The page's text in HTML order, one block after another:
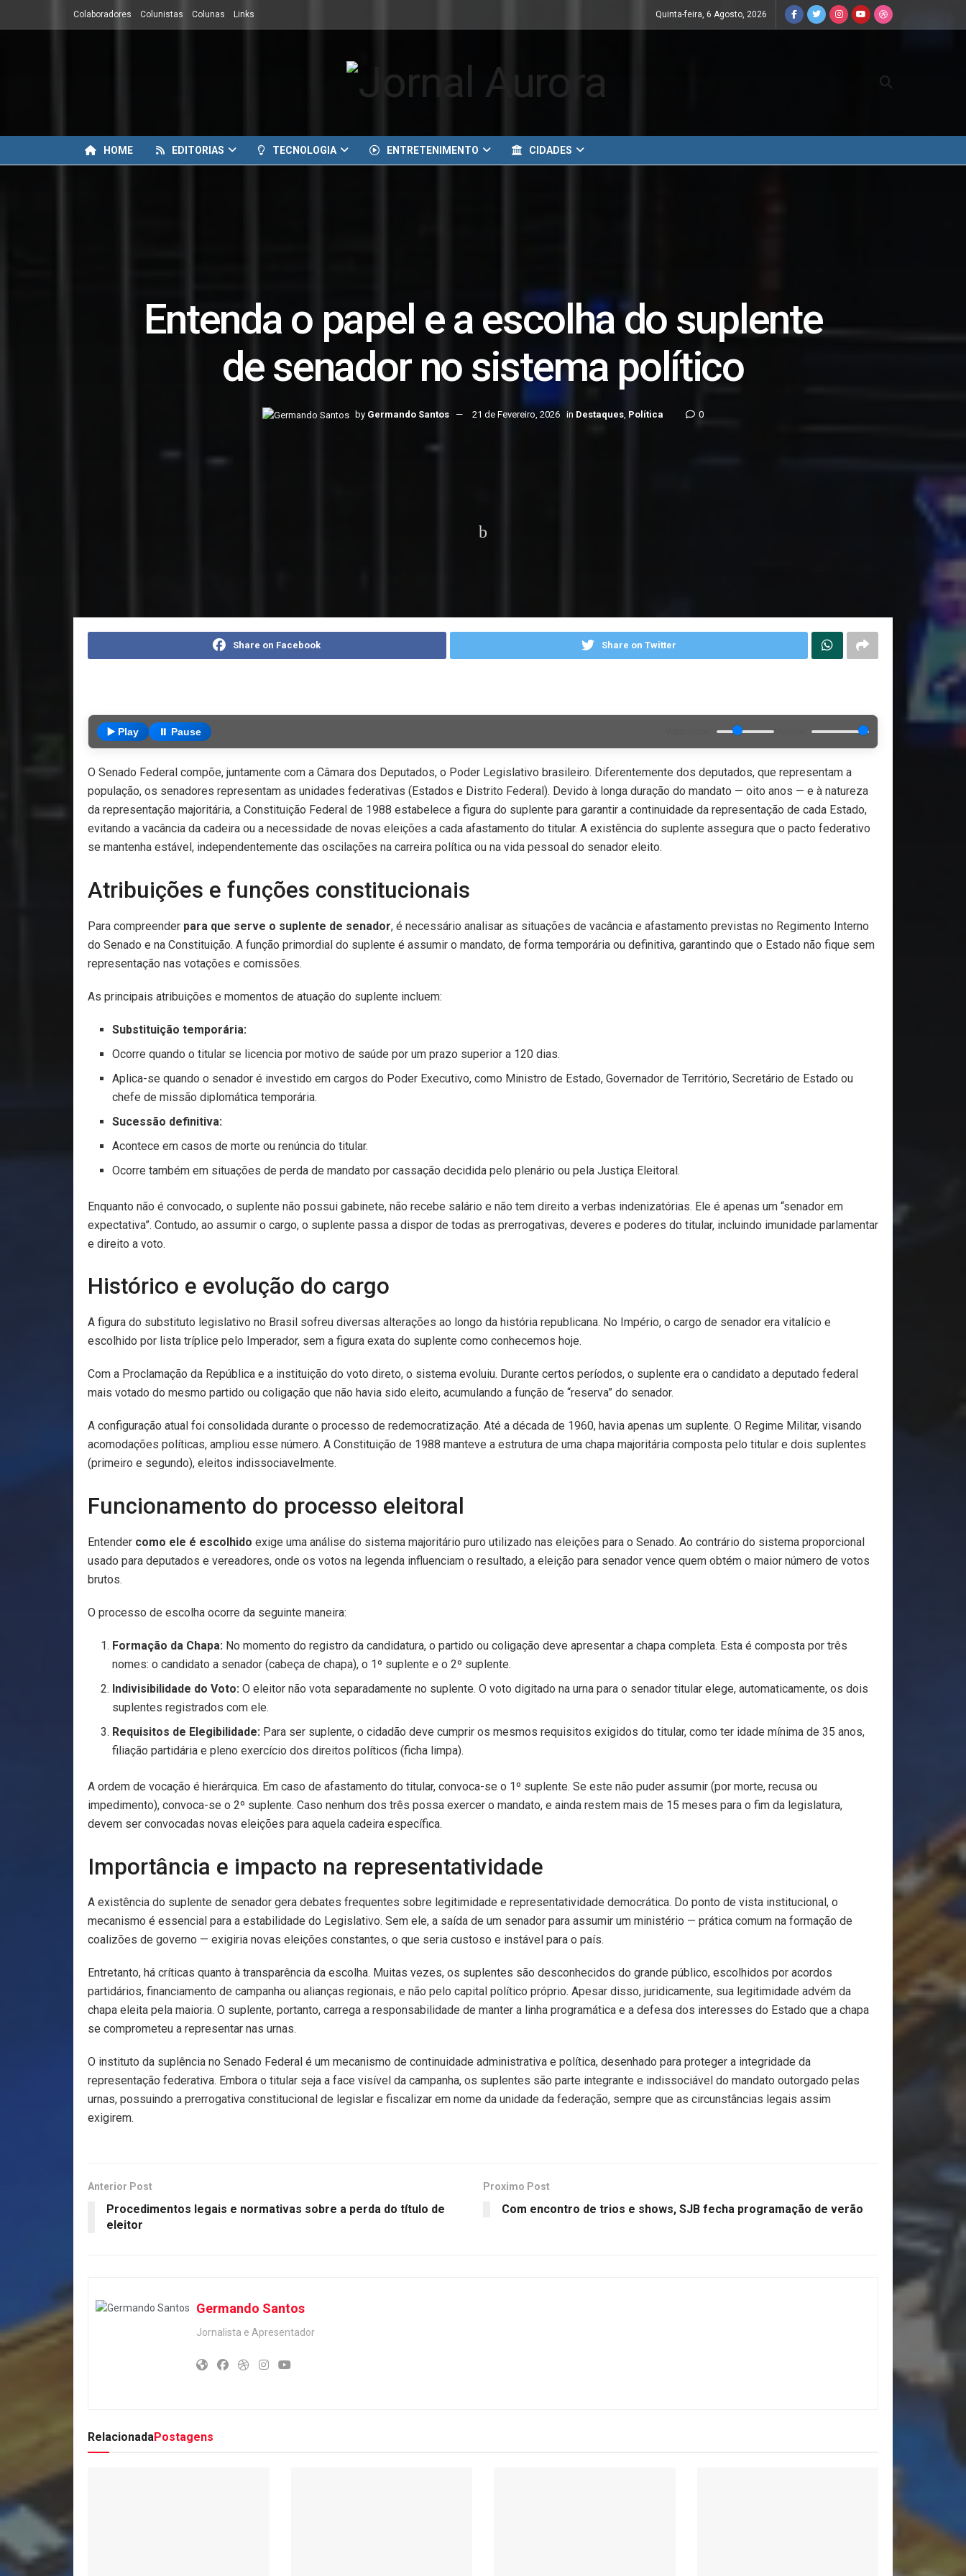
Colaboradores Colunistas Colunas Links Quinta-feira, 6 Agosto, 2026
HOME EDITORIAS TECNOLOGIA ENTRETENIMENTO CIDADES
Entenda o papel e a escolha do suplente
de senador no sistema político
by Germando Santos 21 de Fevereiro, 2026 in Destaques, Política 0
Share on Facebook Share on Twitter
▶️ Play ⏸️ Pause
O Senado Federal compõe, juntamente com a Câmara dos Deputados, o Poder Legislativo brasileiro. Diferentemente dos deputados, que representam a
população, os senadores representam as unidades federativas (Estados e Distrito Federal). Devido à longa duração do mandato — oito anos — e à natureza
da representação majoritária, a Constituição Federal de 1988 estabelece a figura do suplente para garantir a continuidade da representação de cada Estado,
evitando a vacância da cadeira ou a necessidade de novas eleições a cada afastamento do titular. A existência do suplente assegura que o pacto federativo
se mantenha estável, independentemente das oscilações na carreira política ou na vida pessoal do senador eleito.
Atribuições e funções constitucionais
Para compreender para que serve o suplente de senador, é necessário analisar as situações de vacância e afastamento previstas no Regimento Interno
do Senado e na Constituição. A função primordial do suplente é assumir o mandato, de forma temporária ou definitiva, garantindo que o Estado não fique sem
representação nas votações e comissões.
As principais atribuições e momentos de atuação do suplente incluem:
Substituição temporária:
Ocorre quando o titular se licencia por motivo de saúde por um prazo superior a 120 dias.
Aplica-se quando o senador é investido em cargos do Poder Executivo, como Ministro de Estado, Governador de Território, Secretário de Estado ou
chefe de missão diplomática temporária.
Sucessão definitiva:
Acontece em casos de morte ou renúncia do titular.
Ocorre também em situações de perda de mandato por cassação decidida pelo plenário ou pela Justiça Eleitoral.
Enquanto não é convocado, o suplente não possui gabinete, não recebe salário e não tem direito a verbas indenizatórias. Ele é apenas um “senador em
expectativa”. Contudo, ao assumir o cargo, o suplente passa a dispor de todas as prerrogativas, deveres e poderes do titular, incluindo imunidade parlamentar
e direito a voto.
Histórico e evolução do cargo
A figura do substituto legislativo no Brasil sofreu diversas alterações ao longo da história republicana. No Império, o cargo de senador era vitalício e
escolhido por lista tríplice pelo Imperador, sem a figura exata do suplente como conhecemos hoje.
Com a Proclamação da República e a instituição do voto direto, o sistema evoluiu. Durante certos períodos, o suplente era o candidato a deputado federal
mais votado do mesmo partido ou coligação que não havia sido eleito, acumulando a função de “reserva” do senador.
A configuração atual foi consolidada durante o processo de redemocratização. Até a década de 1960, havia apenas um suplente. O Regime Militar, visando
acomodações políticas, ampliou esse número. A Constituição de 1988 manteve a estrutura de uma chapa majoritária composta pelo titular e dois suplentes
(primeiro e segundo), eleitos indissociavelmente.
Funcionamento do processo eleitoral
Entender como ele é escolhido exige uma análise do sistema majoritário puro utilizado nas eleições para o Senado. Ao contrário do sistema proporcional
usado para deputados e vereadores, onde os votos na legenda influenciam o resultado, a eleição para senador vence quem obtém o maior número de votos
brutos.
O processo de escolha ocorre da seguinte maneira:
Formação da Chapa: No momento do registro da candidatura, o partido ou coligação deve apresentar a chapa completa. Esta é composta por três
nomes: o candidato a senador (cabeça de chapa), o 1º suplente e o 2º suplente.
Indivisibilidade do Voto: O eleitor não vota separadamente no suplente. O voto digitado na urna para o senador titular elege, automaticamente, os dois
suplentes registrados com ele.
Requisitos de Elegibilidade: Para ser suplente, o cidadão deve cumprir os mesmos requisitos exigidos do titular, como ter idade mínima de 35 anos,
filiação partidária e pleno exercício dos direitos políticos (ficha limpa).
A ordem de vocação é hierárquica. Em caso de afastamento do titular, convoca-se o 1º suplente. Se este não puder assumir (por morte, recusa ou
impedimento), convoca-se o 2º suplente. Caso nenhum dos três possa exercer o mandato, e ainda restem mais de 15 meses para o fim da legislatura,
devem ser convocadas novas eleições para aquela cadeira específica.
Importância e impacto na representatividade
A existência do suplente de senador gera debates frequentes sobre legitimidade e representatividade democrática. Do ponto de vista institucional, o
mecanismo é essencial para a estabilidade do Legislativo. Sem ele, a saída de um senador para assumir um ministério — prática comum na formação de
coalizões de governo — exigiria novas eleições constantes, o que seria custoso e instável para o país.
Entretanto, há críticas quanto à transparência da escolha. Muitas vezes, os suplentes são desconhecidos do grande público, escolhidos por acordos
partidários, financiamento de campanha ou alianças regionais, e não pelo capital político próprio. Apesar disso, juridicamente, sua legitimidade advém da
chapa eleita pela maioria. O suplente, portanto, carrega a responsabilidade de manter a linha programática e a defesa dos interesses do Estado que a chapa
se comprometeu a representar nas urnas.
O instituto da suplência no Senado Federal é um mecanismo de continuidade administrativa e política, desenhado para proteger a integridade da
representação federativa. Embora o titular seja a face visível da campanha, os suplentes são parte integrante e indissociável do mandato outorgado pelas
urnas, possuindo a prerrogativa constitucional de legislar e fiscalizar em nome da unidade da federação, sempre que as circunstâncias legais assim
exigirem.
Anterior Post
Procedimentos legais e normativas sobre a perda do título de
eleitor
Proximo Post
Com encontro de trios e shows, SJB fecha programação de verão
Germando Santos
Jornalista e Apresentador
RelacionadaPostagens